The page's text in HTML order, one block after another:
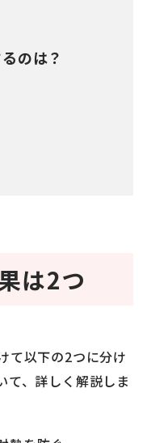
のは？
は2つ
て以下の2つに分け
て、詳しく解説しま